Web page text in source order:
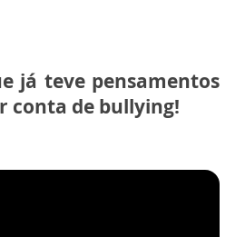
já teve pensamentos
conta de bullying!